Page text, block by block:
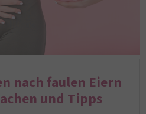
nach faulen Eiern
und Tipps